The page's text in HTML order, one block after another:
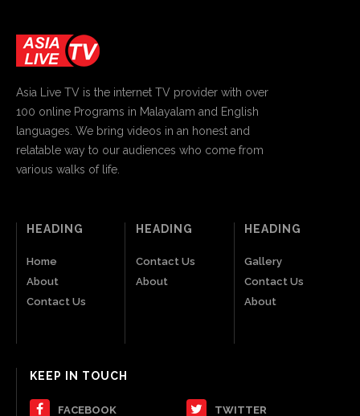
Asia Live TV is the internet TV provider with over
100 online Programs in Malayalam and English
languages. We bring videos in an honest and
relatable way to our audiences who come from
various walks of life.
HEADING
Home
About
Contact Us
HEADING
Contact Us
About
HEADING
Gallery
Contact Us
About
KEEP IN TOUCH
FACEBOOK TWITTER